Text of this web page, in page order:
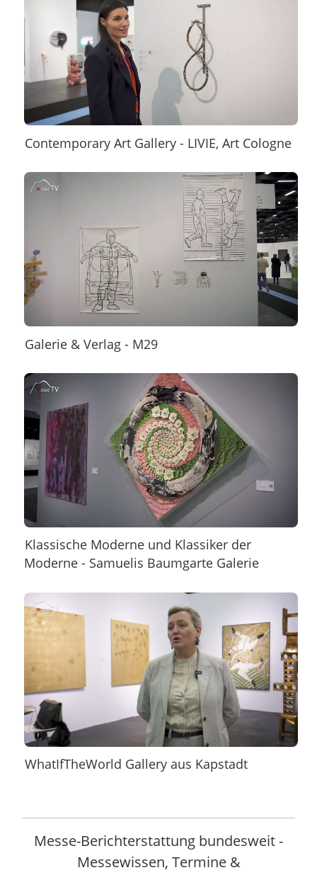
Contemporary Art Gallery - LIVIE, Art Cologne
Galerie & Verlag - M29
Klassische Moderne und Klassiker der
Moderne - Samuelis Baumgarte Galerie
WhatIfTheWorld Gallery aus Kapstadt
Messe-Berichterstattung bundesweit -
Messewissen, Termine &